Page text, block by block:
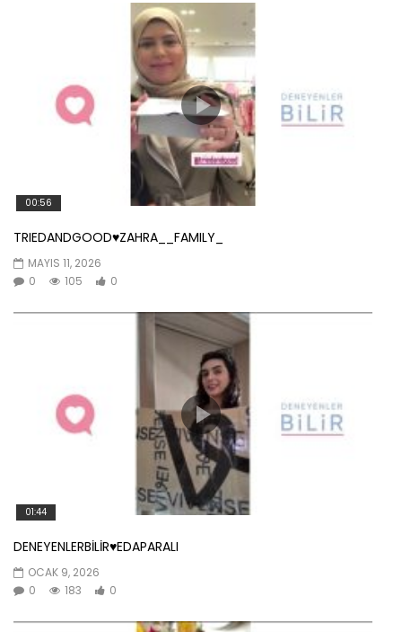
00:56
TRIEDANDGOOD♥️ZAHRA__FAMILY_
MAYIS 11, 2026
0
105 0
01:44
DENEYENLERBİLİR♥️EDAPARALI
OCAK 9, 2026
0
183 0